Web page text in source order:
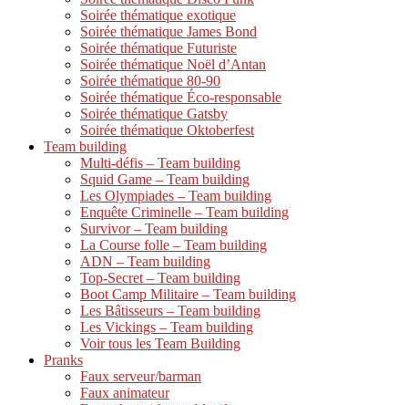
Soirée thématique exotique
Soirée thématique James Bond
Soirée thématique Futuriste
Soirée thématique Noël d’Antan
Soirée thématique 80-90
Soirée thématique Éco-responsable
Soirée thématique Gatsby
Soirée thématique Oktoberfest
Team building
Multi-défis – Team building
Squid Game – Team building
Les Olympiades – Team building
Enquête Criminelle – Team building
Survivor – Team building
La Course folle – Team building
ADN – Team building
Top-Secret – Team building
Boot Camp Militaire – Team building
Les Bâtisseurs – Team building
Les Vickings – Team building
Voir tous les Team Building
Pranks
Faux serveur/barman
Faux animateur